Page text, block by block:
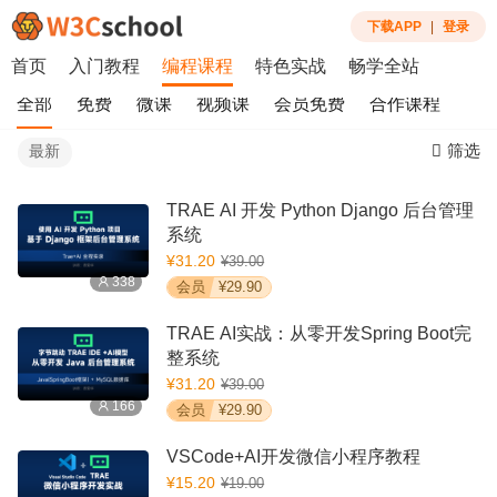
下载APP 登录
首页 入门教程 编程课程 特色实战 畅学全站
全部 免费 微课 视频课 会员免费 合作课程
最新 筛选
338
TRAE AI 开发 Python Django 后台管理
系统
¥31.20 ¥39.00
会员
¥29.90
166
TRAE AI实战：从零开发Spring Boot完
整系统
¥31.20 ¥39.00
会员
¥29.90
VSCode+AI开发微信小程序教程
¥15.20 ¥19.00